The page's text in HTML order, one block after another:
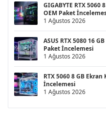
GIGABYTE RTX
OEM Paket
1 Ağustos 2026
ASUS RTX 5080 16
Paket İncelemesi
1 Ağustos 2026
RTX 5060 8 GB
İncelemesi
1 Ağustos 2026